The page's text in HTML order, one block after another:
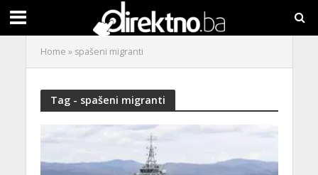
Home » spašeni migranti
Tag - spašeni migranti